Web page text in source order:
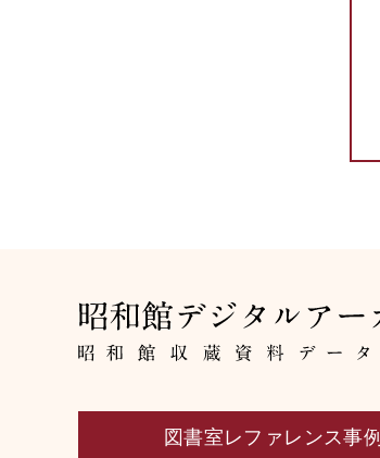
図書室レファレンス事例